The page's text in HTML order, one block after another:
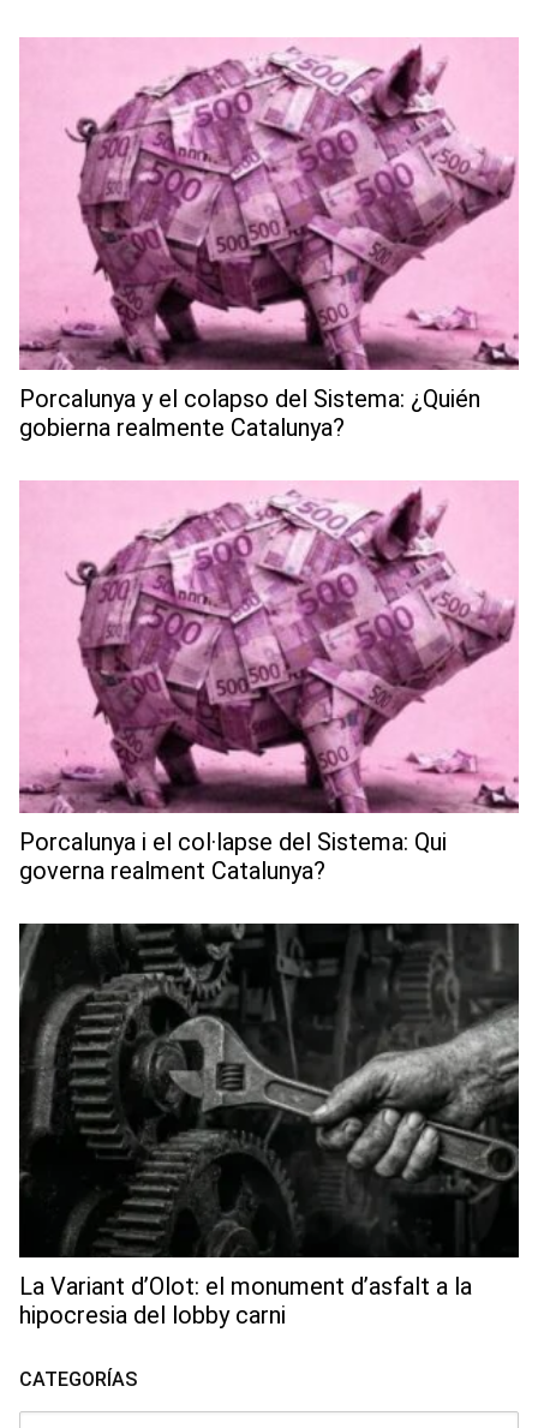
Porcalunya y el colapso del Sistema: ¿Quién
gobierna realmente Catalunya?
Porcalunya i el col·lapse del Sistema: Qui
governa realment Catalunya?
La Variant d’Olot: el monument d’asfalt a la
hipocresia del lobby carni
CATEGORÍAS